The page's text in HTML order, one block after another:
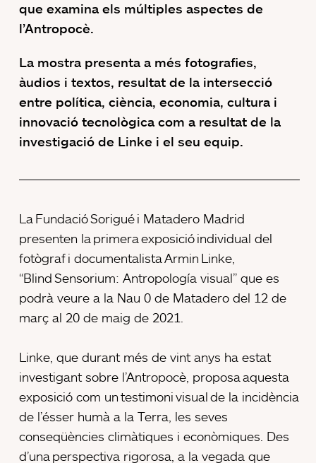
que examina els múltiples aspectes de
l’Antropocè.
La mostra presenta a més fotografies,
àudios i textos, resultat de la intersecció
entre política, ciència, economia, cultura i
innovació tecnològica com a resultat de la
investigació de Linke i el seu equip.
La Fundació Sorigué i Matadero Madrid
presenten la primera exposició individual del
fotògraf i documentalista Armin Linke,
“Blind Sensorium: Antropología visual” que es
podrà veure a la Nau 0 de Matadero del 12 de
març al 20 de maig de 2021.
Linke, que durant més de vint anys ha estat
investigant sobre l’Antropocè, proposa aquesta
exposició com un testimoni visual de la incidència
de l’ésser humà a la Terra, les seves
conseqüències climàtiques i econòmiques. Des
d’una perspectiva rigorosa, a la vegada que